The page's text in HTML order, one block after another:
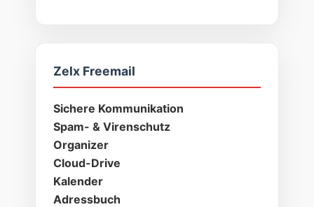
Zelx Freemail
Sichere Kommunikation
Spam- & Virenschutz
Organizer
Cloud-Drive
Kalender
Adressbuch